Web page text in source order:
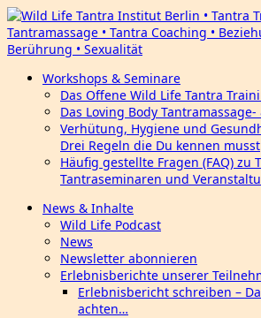
Workshops & Seminare
Das Offene Wild Life Tantra
Das Loving Body
Verhütung, Hygiene und
Drei Regeln die Du kennen musst
Häufig gestellte Fragen (FAQ) zu
Tantraseminaren und
News & Inhalte
Wild Life Podcast
News
Newsletter abonnieren
Erlebnisberichte unserer
Erlebnisbericht schreiben –
achten…